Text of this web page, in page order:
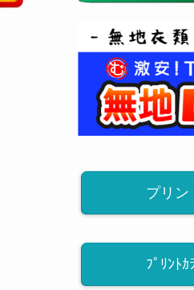
プリン
ﾌﾟﾘﾝﾄ